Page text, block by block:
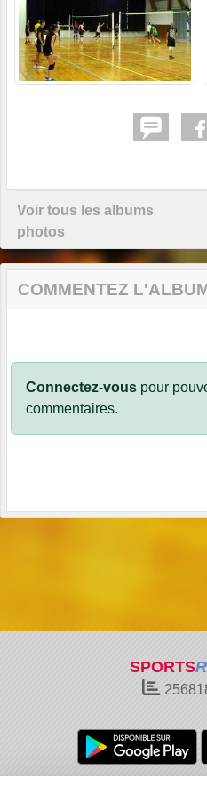
Voir tous les albums
photos
COMMENTEZ
Connectez-vous pour
commentaires.
SPORTS